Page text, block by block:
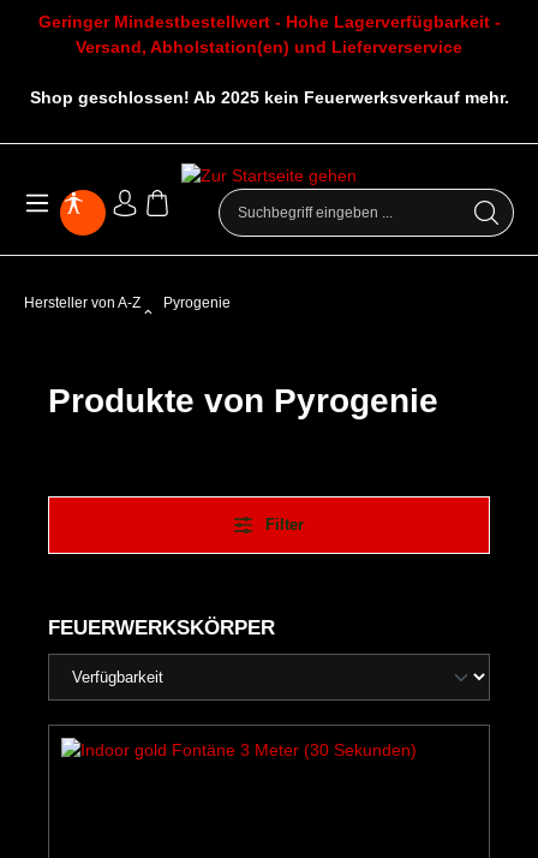
Geringer Mindestbestellwert - Hohe Lagerverfügbarkeit -
Versand, Abholstation(en) und Lieferverservice
Shop geschlossen! Ab 2025 kein Feuerwerksverkauf mehr.
Hersteller von A-Z Pyrogenie
Produkte von Pyrogenie
Filter
FEUERWERKSKÖRPER